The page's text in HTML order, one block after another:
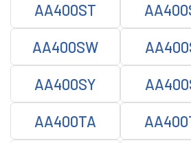
AA400ST
AA400SW
AA400SY
AA400TA